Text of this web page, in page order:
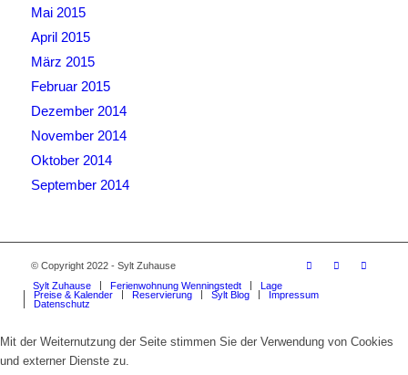
Mai 2015
April 2015
März 2015
Februar 2015
Dezember 2014
November 2014
Oktober 2014
September 2014
© Copyright 2022 - Sylt Zuhause
Sylt Zuhause
Ferienwohnung Wenningstedt
Lage
Preise & Kalender
Reservierung Sylt Blog
Impressum
Datenschutz
Mit der Weiternutzung der Seite stimmen Sie der Verwendung von Cookies
und externer Dienste zu.